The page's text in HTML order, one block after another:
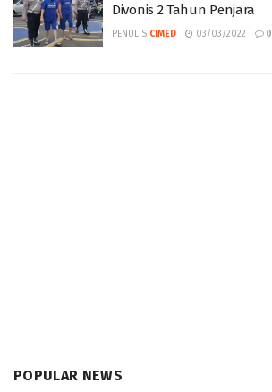
Divonis 2 Tahun Penjara
PENULIS CIMED 03/03/2022 0
POPULAR NEWS